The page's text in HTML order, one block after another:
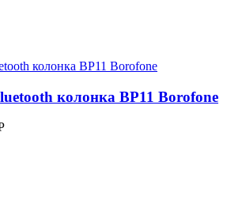
колонка BP11 Borofone